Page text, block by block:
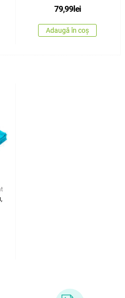
79,99 lei
Adaugă în coș